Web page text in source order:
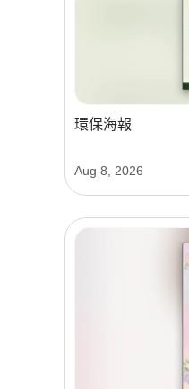
環保海報
Aug 8, 2026